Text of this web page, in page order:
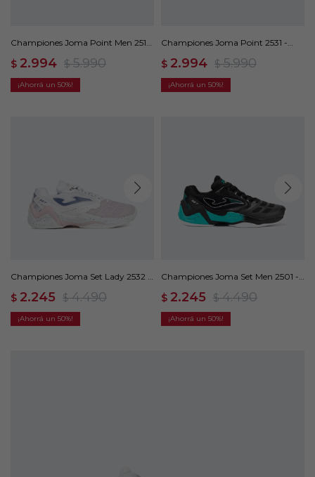
Championes Joma Point Men 2517
$ 2.994 $ 5.990
50
Championes Joma Point 2531 -
$ 2.994 $ 5.990
50
Championes Joma Set Lady 2532 -
$ 2.245 $ 4.490
50
Championes Joma Set Men 2501 -
$ 2.245 $ 4.490
50